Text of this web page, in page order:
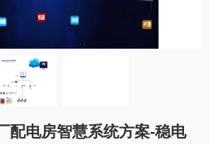
配电房智慧系统方案-稳电